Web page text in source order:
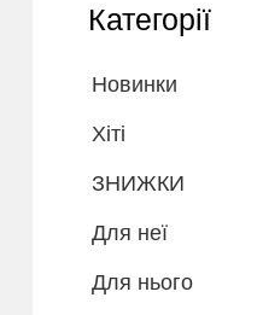
Категорії
Новинки
Хіті
ЗНИЖКИ
Для неї
Для нього